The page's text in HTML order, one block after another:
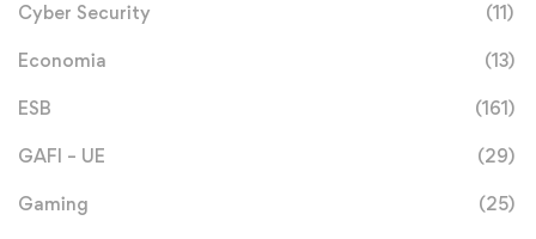
Cyber Security (11)
Economia (13)
ESB (161)
GAFI – UE (29)
Gaming (25)